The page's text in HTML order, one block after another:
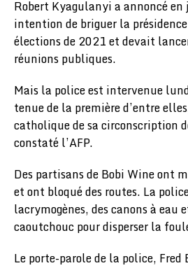
Robert Kyagulanyi a annoncé
intention de briguer la
élections de 2021 et devait
réunions publiques.
Mais la police est intervenue
tenue de la première d’entre
catholique de sa circonscription
constaté l’AFP.
Des partisans de Bobi Wine ont
et ont bloqué des routes. La
lacrymogènes, des canons à eau
caoutchouc pour disperser la
Le porte-parole de la police,